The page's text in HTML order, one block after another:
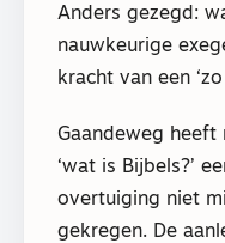
Anders gezegd:
nauwkeurige
kracht van een
Gaandeweg
‘wat is Bijbels?’
overtuiging niet
gekregen. De